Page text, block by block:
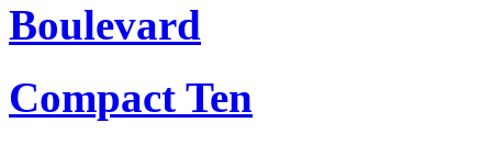
Boulevard
Compact Ten